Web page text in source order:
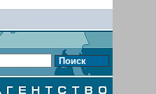
Поиск